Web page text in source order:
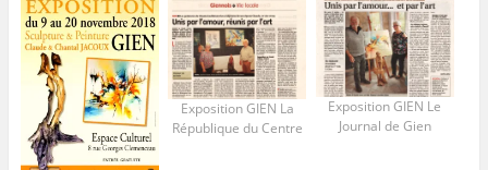
Exposition GIEN La
République du Centre
Exposition GIEN Le
Journal de Gien